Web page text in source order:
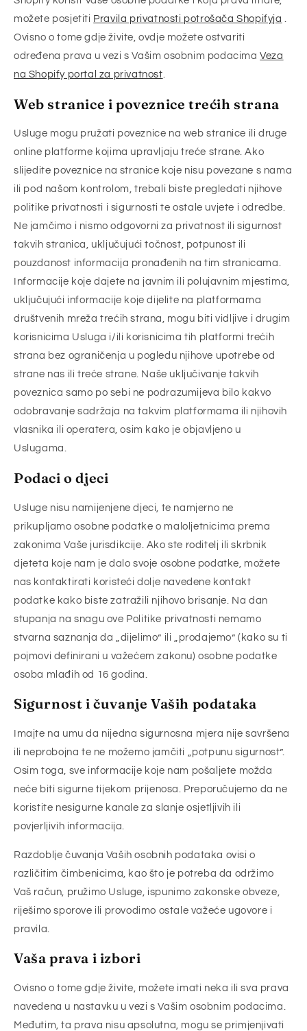
možete posjetiti Pravila privatnosti potrošača Shopifyja .
Ovisno o tome gdje živite, ovdje možete ostvariti
određena prava u vezi s Vašim osobnim podacimaVeza
na Shopify portal za privatnost.
Web stranice i poveznice trećih strana
Usluge mogu pružati poveznice na web stranice ili druge
online platforme kojima upravljaju treće strane. Ako
slijedite poveznice na stranice koje nisu povezane s nama
ili pod našom kontrolom, trebali biste pregledati njihove
politike privatnosti i sigurnosti te ostale uvjete i odredbe.
Ne jamčimo i nismo odgovorni za privatnost ili sigurnost
takvih stranica, uključujući točnost, potpunost ili
pouzdanost informacija pronađenih na tim stranicama.
Informacije koje dajete na javnim ili polujavnim mjestima,
uključujući informacije koje dijelite na platformama
društvenih mreža trećih strana, mogu biti vidljive i drugim
korisnicima Usluga i/ili korisnicima tih platformi trećih
strana bez ograničenja u pogledu njihove upotrebe od
strane nas ili treće strane. Naše uključivanje takvih
poveznica samo po sebi ne podrazumijeva bilo kakvo
odobravanje sadržaja na takvim platformama ili njihovih
vlasnika ili operatera, osim kako je objavljeno u
Uslugama.
Podaci o djeci
Usluge nisu namijenjene djeci, te namjerno ne
prikupljamo osobne podatke o maloljetnicima prema
zakonima Vaše jurisdikcije. Ako ste roditelj ili skrbnik
djeteta koje nam je dalo svoje osobne podatke, možete
nas kontaktirati koristeći dolje navedene kontakt
podatke kako biste zatražili njihovo brisanje. Na dan
stupanja na snagu ove Politike privatnosti nemamo
stvarna saznanja da „dijelimo” ili „prodajemo” (kako su ti
pojmovi definirani u važećem zakonu) osobne podatke
osoba mlađih od 16 godina.
Sigurnost i čuvanje Vaših podataka
Imajte na umu da nijedna sigurnosna mjera nije savršena
ili neprobojna te ne možemo jamčiti „potpunu sigurnost”.
Osim toga, sve informacije koje nam pošaljete možda
neće biti sigurne tijekom prijenosa. Preporučujemo da ne
koristite nesigurne kanale za slanje osjetljivih ili
povjerljivih informacija.
Razdoblje čuvanja Vaših osobnih podataka ovisi o
različitim čimbenicima, kao što je potreba da održimo
Vaš račun, pružimo Usluge, ispunimo zakonske obveze,
riješimo sporove ili provodimo ostale važeće ugovore i
pravila.
Vaša prava i izbori
Ovisno o tome gdje živite, možete imati neka ili sva prava
navedena u nastavku u vezi s Vašim osobnim podacima.
Međutim, ta prava nisu apsolutna, mogu se primjenjivati